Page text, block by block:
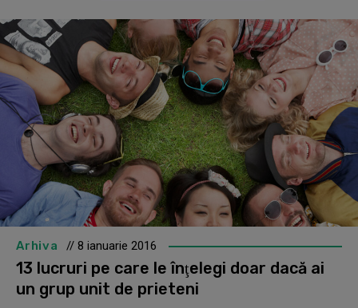
Arhiva // 8 ianuarie 2016
13 lucruri pe care le înţelegi doar dacă ai
un grup unit de prieteni